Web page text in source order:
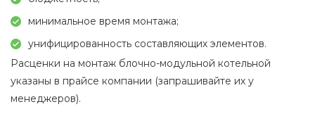
минимальное время монтажа;
унифицированность составляющих элементов.
Расценки на монтаж блочно-модульной котельной
указаны в прайсе компании (запрашивайте их у
менеджеров).